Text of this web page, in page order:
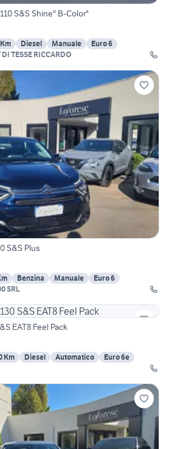
S&S Shine" B-Color"
Diesel Manuale
Euro 6
TESSE RICCARDO
S&S Plus
Benzina Manuale
Euro 6
SRL
EAT8 Feel Pack
Km Diesel Automatico
Euro 6e